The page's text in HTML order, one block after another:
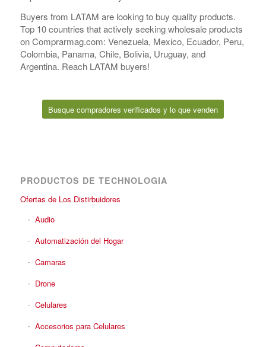
Buyers from LATAM are looking to buy quality products.
Top 10 countries that actively seeking wholesale products
on Comprarmag.com: Venezuela, Mexico, Ecuador, Peru,
Colombia, Panama, Chile, Bolivia, Uruguay, and
Argentina. Reach LATAM buyers!
Busque compradores verificados y lo que venden
PRODUCTOS DE TECHNOLOGIA
Ofertas de Los Distirbuidores
Audio
Automatización del Hogar
Camaras
Drone
Celulares
Accesorios para Celulares